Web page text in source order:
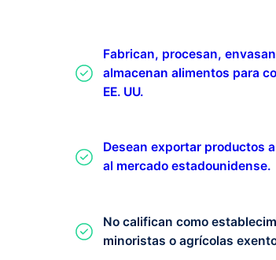
Fabrican, procesan,
almacenan alimentos para
EE. UU.
Desean exportar productos
al mercado estadounidense.
No califican como
minoristas o agrícolas